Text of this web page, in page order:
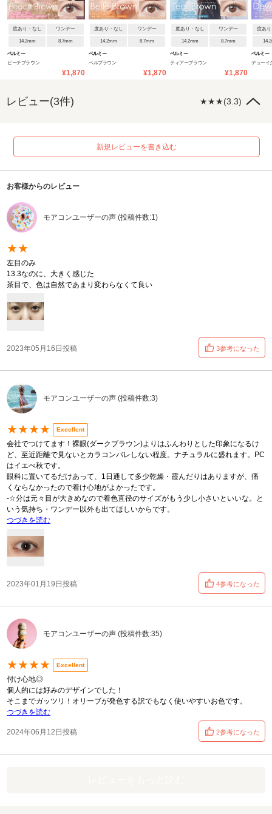
度あり・なし ワンデー
14.2mm 8.7mm
ベルミー
ピーチブラウン
¥1,870
度あり・なし ワンデー
14.2mm 8.7mm
ベルミー
ベルブラウン
¥1,870
度あり・なし ワンデー
14.2mm 8.7mm
ベルミー
ティアーブラウン
¥1,870
度あ
ベルミー
デューイ
レビュー(3件) ★★★(3.3)
新規レビューを書き込む
お客様からのレビュー
モアコンユーザーの声 (投稿件数:1)
★★
左目のみ
13.3なのに、大きく感じた
茶目で、色は自然であまり変わらなくて良い
2023年05月16日投稿 3参考になった
モアコンユーザーの声 (投稿件数:3)
★★★★ Excellent
会社でつけてます！裸眼(ダークブラウン)よりはふんわりとした印象になるけ
ど、至近距離で見ないとカラコンバレしない程度。ナチュラルに盛れます。PC
はイエべ秋です。
眼科に置いてるだけあって、1日通して多少乾燥・霞んだりはありますが、痛
くならなかったので着け心地がよかったです。
-☆分は元々目が大きめなので着色直径のサイズがもう少し小さいといいな。と
いう気持ち・ワンデー以外も出てほしいからです。
つづきを読む
2023年01月19日投稿 4参考になった
モアコンユーザーの声 (投稿件数:35)
★★★★ Excellent
付け心地◎
個人的には好みのデザインでした！
そこまでガッツリ！オリーブが発色する訳でもなく使いやすいお色です。
つづきを読む
2024年06月12日投稿 2参考になった